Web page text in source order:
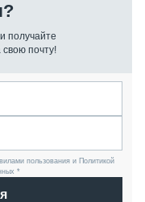
получайте
почту!
пользования и Политикой
*